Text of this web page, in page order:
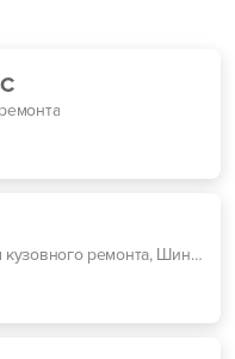
Автомойки, СТО, Центры кузовного ремонта, Шиномонтажи